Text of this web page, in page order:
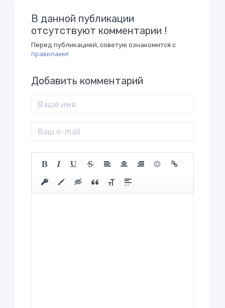
В данной публикации
отсутствуют комментарии !
Перед публикацией, советую ознакомится с
правилами!
Добавить комментарий